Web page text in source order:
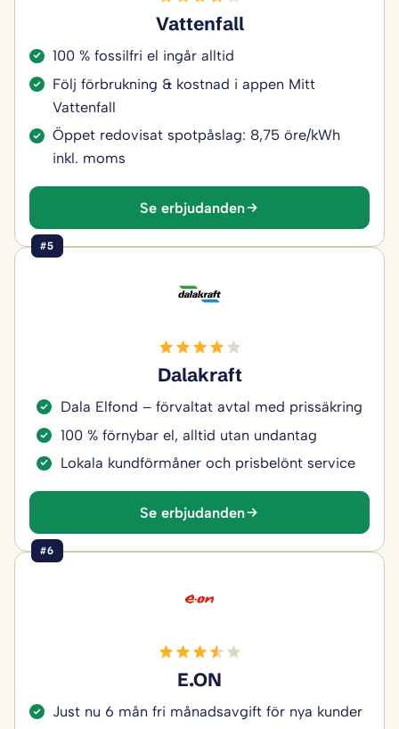
Vattenfall
100 % fossilfri el ingår alltid
Följ förbrukning & kostnad i appen Mitt
Vattenfall
Öppet redovisat spotpåslag: 8,75 öre/kWh
inkl. moms
Se erbjudanden
#5
Dalakraft
Dala Elfond – förvaltat avtal med prissäkring
100 % förnybar el, alltid utan undantag
Lokala kundförmåner och prisbelönt service
Se erbjudanden
#6
E.ON
Just nu 6 mån fri månadsavgift för nya kunder